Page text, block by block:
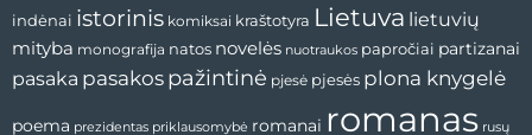
indėnai istorinis komiksai kraštotyra Lietuva lietuvių
mityba monografija natos novelės nuotraukos papročiai partizanai
pasaka pasakos pažintinė pjesė pjesės plona knygelė
poema prezidentas priklausomybė romanai romanas rusų